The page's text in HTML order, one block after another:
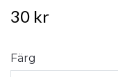
30 kr
Färg